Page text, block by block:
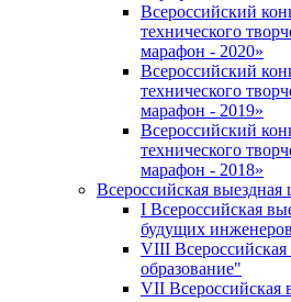
Всероссийский
технического
марафон - 2020»
Всероссийский
технического
марафон - 2019»
Всероссийский
технического
марафон - 2018»
Всероссийская выездная
I Всероссийская
будущих
VIII
образование"
VII Всероссийская